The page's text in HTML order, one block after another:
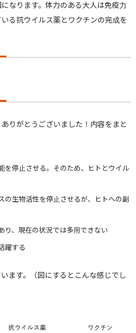
なります。体力のある大人は免疫力
る抗ウイルス薬とワクチンの完成を
りがとうございました！内容をまと
を停止させる。そのため、ヒトとウイル
の生物活性を停止させるが、ヒトへの副
り、現在の状況では多用できない
躍する
ます。（図にするとこんな感じでし